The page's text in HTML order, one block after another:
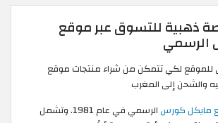
ذهبية للتسوق عبر موقع
الرسمي
لكي تتمكن من شراء منتجات موقع
والشحن إلى المغرب
مايكل كورس
الرسمي في عام 1981. وتشمل